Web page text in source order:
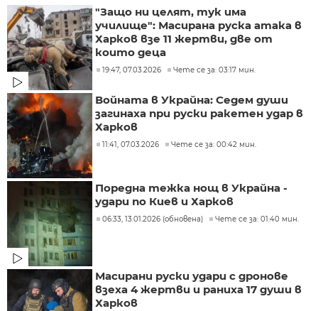
"Защо ни целят, тук има
училище": Масирана руска атака в
Харков взе 11 жертви, две от
които деца
19:47, 07.03.2026 Чете се за: 03:17 мин.
Войната в Украйна: Седем души
загинаха при руски ракетен удар в
Харков
11:41, 07.03.2026 Чете се за: 00:42 мин.
Поредна тежка нощ в Украйна -
удари по Киев и Харков
06:33, 13.01.2026 (обновена) Чете се за: 01:40 мин.
Масирани руски удари с дронове
взеха 4 жертви и раниха 17 души в
Харков